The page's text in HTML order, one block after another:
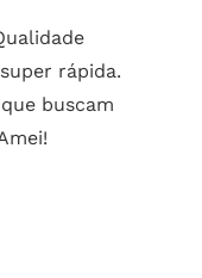
rápida.
buscam